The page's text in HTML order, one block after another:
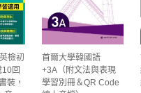
檢初
回
裝，
首爾大學韓國語
+3A（附文法與表現
學習別冊＆QR Code